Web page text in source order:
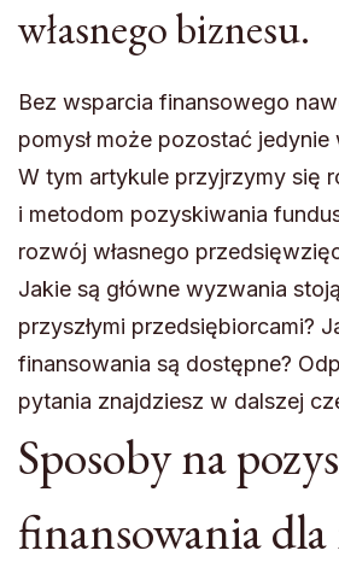
własnego biznesu.
Bez wsparcia finansowego
pomysł może pozostać jedynie
W tym artykule przyjrzymy się
i metodom pozyskiwania
rozwój własnego
Jakie są główne wyzwania
przyszłymi przedsiębiorcami?
finansowania są dostępne?
pytania znajdziesz w dalszej
Sposoby na
finansowania dla